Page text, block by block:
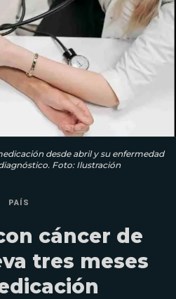
desde abril y su enfermedad
Foto: Ilustración
PAÍS
cáncer de
tres meses